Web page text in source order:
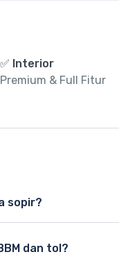
✅ Interior
Premium & Full Fitur
sopir?
dan tol?